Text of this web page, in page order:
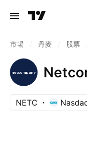
市場 丹麥 股票
NETC